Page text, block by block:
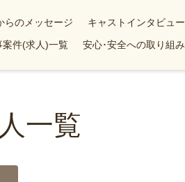
らのメッセージ
キャストインタビュー
案件(求人)一覧 安心･安全への取り組み
一覧